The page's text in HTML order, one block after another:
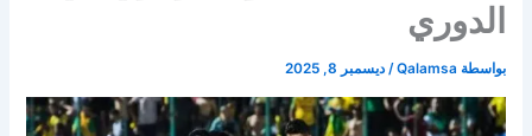
الدوري
بواسطة Qalamsa
/ديسمبر 8, 2025